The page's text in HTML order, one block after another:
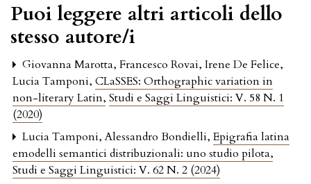
Puoi leggere altri articoli dello
stesso autore/i
Giovanna Marotta, Francesco Rovai, Irene De Felice,
Lucia Tamponi, CLaSSES: Orthographic variation in
non-literary Latin, Studi e Saggi Linguistici: V. 58 N. 1
(2020)
Lucia Tamponi, Alessandro Bondielli,Epigrafia latina
emodelli semantici distribuzionali: uno studio pilota,
Studi e Saggi Linguistici: V. 62 N. 2 (2024)